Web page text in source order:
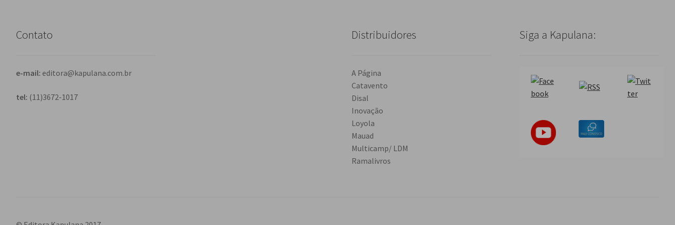
Contato
e-mail: editora@kapulana.com.br
tel: (11)3672-1017
Distribuidores
A Página
Catavento
Disal
Inovação
Loyola
Mauad
Multicamp/ LDM
Ramalivros
Siga a Kapulana: